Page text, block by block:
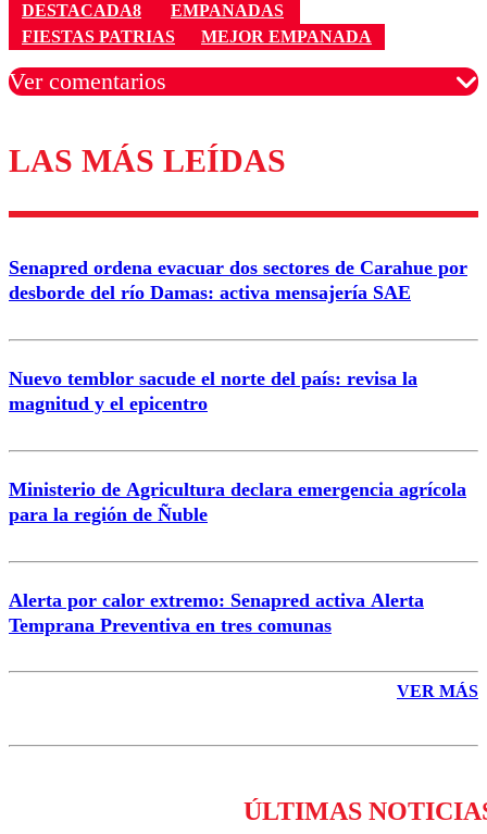
DESTACADA8
EMPANADAS
FIESTAS PATRIAS
MEJOR EMPANADA
Ver comentarios
Los comentarios son moderados para garantizar un
diálogo respetuoso.
Correo
LAS MÁS LEÍDAS
Senapred ordena evacuar dos sectores de Carahue por
desborde del río Damas: activa mensajería SAE
Nuevo temblor sacude el norte del país: revisa la
magnitud y el epicentro
Ministerio de Agricultura declara emergencia agrícola
para la región de Ñuble
Alerta por calor extremo: Senapred activa Alerta
Temprana Preventiva en tres comunas
VER MÁS
ÚLTIMAS